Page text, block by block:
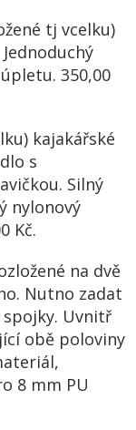
tj vcelku)
350,00
kajakářské
s
Silný
nylonový
Kč.
na dvě
Nutno zadat
Uvnitř
obě poloviny
8 mm PU